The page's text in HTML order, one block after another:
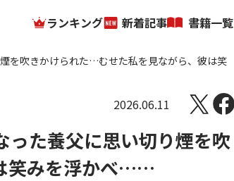
ランキング 新着記事 書籍一覧
を吹きかけられた…むせた私を見ながら、彼は笑
2026.06.11
った養父に思い切り煙を吹
笑みを浮かべ……